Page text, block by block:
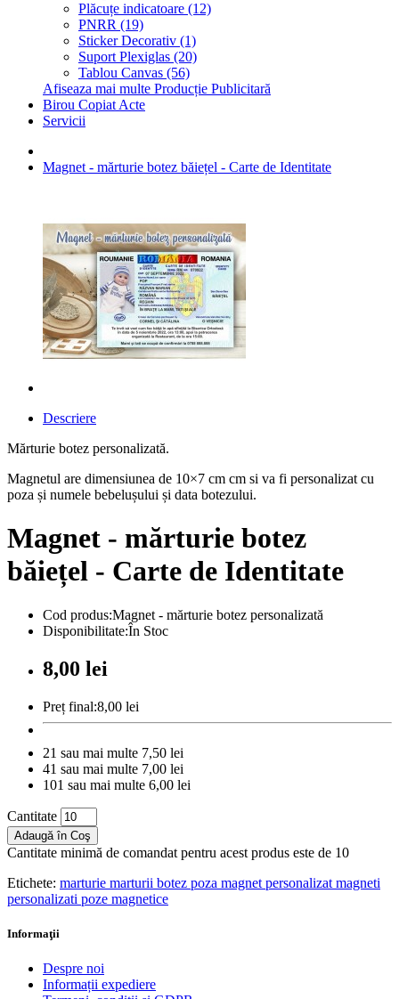
Plăcuțe indicatoare (12)
PNRR (19)
Sticker Decorativ (1)
Suport Plexiglas (20)
Tablou Canvas (56)
Afiseaza mai multe Producție Publicitară
Birou Copiat Acte
Servicii
Magnet - mărturie botez băiețel - Carte de Identitate
Descriere
Mărturie botez personalizată.
Magnetul are dimensiunea de 10×7 cm cm si va fi personalizat cu
poza și numele bebelușului și data botezului.
Magnet - mărturie botez
băiețel - Carte de Identitate
Cod produs:Magnet - mărturie botez personalizată
Disponibilitate:În Stoc
8,00 lei
Preț final:8,00 lei
21 sau mai multe 7,50 lei
41 sau mai multe 7,00 lei
101 sau mai multe 6,00 lei
Cantitate
Adaugă în Coş
Cantitate minimă de comandat pentru acest produs este de 10
Etichete: marturie marturii botez poza magnet personalizat magneti
personalizati poze magnetice
Informaţii
Despre noi
Informații expediere